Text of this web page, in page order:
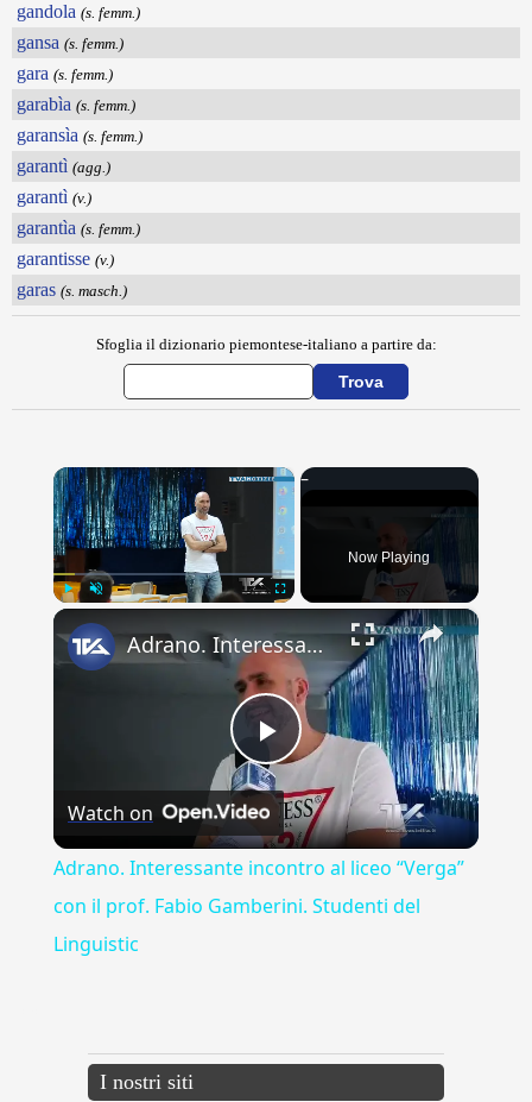
gandola (s. femm.)
gansa (s. femm.)
gara (s. femm.)
garabìa (s. femm.)
garansìa (s. femm.)
garantì (agg.)
garantì (v.)
garantìa (s. femm.)
garantisse (v.)
garas (s. masch.)
Sfoglia il dizionario piemontese-italiano a partire da:
×
Now Playing
×
Play
Video
Adrano. Interessante incontro al liceo “Verga” con il prof. Fabio Gamberini. Studenti del Linguistic
Watch on
Adrano. Interessante incontro al liceo “Verga”
con il prof. Fabio Gamberini. Studenti del
Linguistic
I nostri siti